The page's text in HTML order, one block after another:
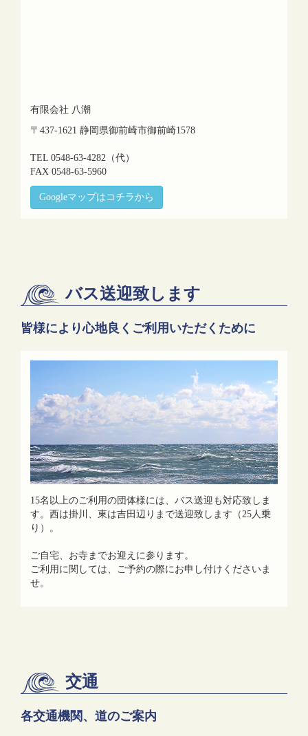
有限会社 八潮
〒437-1621 静岡県御前崎市御前崎1578
TEL 0548-63-4282（代）
FAX 0548-63-5960
Googleマップはコチラから
バス送迎致します
皆様により心地良くご利用いただくために
15名以上のご利用の団体様には、バス送迎も対応致しま
す。西は掛川、東は吉田辺りまで送迎致します（25人乗
り）。
ご自宅、お寺までお迎えに参ります。
ご利用に関しては、ご予約の際にお申し付けくださいま
せ。
交通
各交通機関、道のご案内